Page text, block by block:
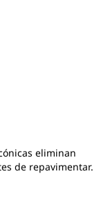
eliminan
de repavimentar.